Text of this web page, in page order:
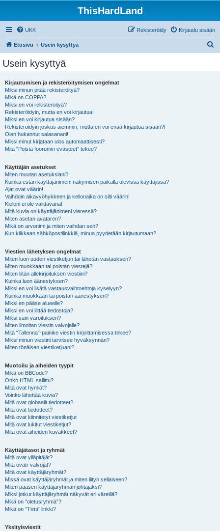
ThisHardLand
UKK Kirjaudu sisään
Rekisteröidy
Etusivu Usein kysyttyä
Usein kysyttyä
Kirjautumisen ja rekisteröitymisen ongelmat
Miksi minun pitää rekisteröityä?
Mikä on COPPA?
Miksi en voi rekisteröityä?
Rekisteröidyin, mutta en voi kirjautua!
Miksi en voi kirjautua sisään?
Rekisteröidyin joskus aiemmin, mutta en voi enää kirjautua sisään?!
Olen hukannut salasanani!
Miksi minut kirjataan ulos automaattisesti?
Mitä “Poista foorumin evästeet” tekee?
Käyttäjän asetukset
Miten muutan asetuksiani?
Kuinka estän käyttäjänimeni näkymisen paikalla olevissa käyttäjissä?
Ajat ovat väärin!
Vaihdoin aikavyöhykkeen ja kellonaika on silti väärin!
Kieleni ei ole valittavana!
Mitä kuvia on käyttäjänimeni vieressä?
Miten asetan avataren?
Mikä on arvonimi ja miten vaihdan sen?
Kun klikkaan sähköpostilinkkiä, minua pyydetään kirjautumaan?
Viestien lähetyksen ongelmat
Miten luon uuden viestiketjun tai lähetän vastauksen?
Miten muokkaan tai poistan viestejä?
Miten liitän allekirjoituksen viestiini?
Kuinka luon äänestyksen?
Miksi en voi lisätä vastausvaihtoehtoja kyselyyn?
Kuinka muokkaan tai poistan äänestyksen?
Miksi en pääse alueelle?
Miksi en voi liittää tiedostoja?
Miksi sain varoituksen?
Miten ilmoitan viestin valvojalle?
Mitä “Tallenna”-painike viestin kirjoittamisessa tekee?
Miksi minun viestini tarvitsee hyväksynnän?
Miten tönäisen viestiketjuani?
Muotoilu ja aiheiden tyypit
Mikä on BBCode?
Onko HTML sallittu?
Mitä ovat hymiöt?
Voinko lähettää kuvia?
Mitä ovat globaalit tiedotteet?
Mitä ovat tiedotteet?
Mitä ovat kiinnitetyt viestiketjut
Mitä ovat lukitut viestiketjut?
Mitä ovat aiheiden kuvakkeet?
Käyttäjätasot ja ryhmät
Mitä ovat ylläpitäjät?
Mitä ovatr valvojat?
Mitä ovat käyttäjäryhmät?
Missä ovat käyttäjäryhmät ja miten liityn sellaiseen?
Miten pääsen käyttäjäryhmän johtajaksi?
Miksi jotkut käyttäjäryhmät näkyvät eri väreillä?
Mikä on “oletusryhmä”?
Mikä on “Tiimi” linkki?
Yksityisviestit